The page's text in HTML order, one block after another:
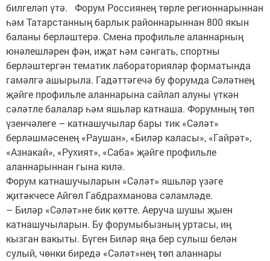
билгеләп үтә. Форум Россиянең төрле регионнарыннан
һәм Татарстанның барлык районнарыннан 800 якын
баланы берләштерә. Смена профильле аланнарның
юнәлешләрен фән, иҗат һәм сәнгать, спортны
берләштергән тематик лабораторияләр форматында
гамәлгә ашырыла. Гадәттәгечә бу форумда Сәләтнең
җәйге профильле аланнарына сайлап алуны үткән
сәләтле балалар һәм яшьләр катнаша. Форумның төп
үзенчәлеге – катнашучылар бары тик «Сәләт»
берләшмәсенең «Раушан», «Биләр каласы», «Гайрәт»,
«Азнакай», «Рухият», «Саба» җәйге профильле
аланнарыннан гына килә.
Форум катнашучыларын «Сәләт» яшьләр үзәге
җитәкчесе Айгөл Габдрахманова сәламләде.
– Биләр «Сәләт»не бик көтте. Аеруча шушы җыен
катнашучыларын. Бу форумыбызның уртасы, иң
кызган вакыты. Бүген Биләр яңа бер сулыш белән
сулый, чөнки биредә «Сәләт»нең төп аланнары